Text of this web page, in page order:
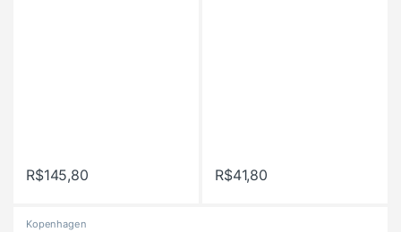
R$145,80 R$41,80
Kopenhagen